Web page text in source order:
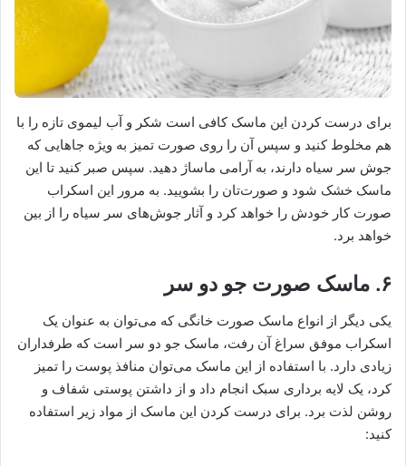
برای درست کردن این ماسک کافی است شکر و آب لیموی تازه را با
هم مخلوط کنید و سپس آن را روی صورت تمیز به ویژه جاهایی که
جوش سر سیاه دارند، به آرامی ماساژ دهید. سپس صبر کنید تا این
ماسک خشک شود و صورت‌تان را بشویید. به مرور این اسکراب
صورت کار خودش را خواهد کرد و آثار جوش‌های سر سیاه را از بین
خواهد برد.
۶. ماسک صورت جو دو سر
یکی دیگر از انواع ماسک صورت خانگی که می‌توان به عنوان یک
اسکراب موفق سراغ آن رفت، ماسک جو دو سر است که طرفداران
زیادی دارد. با استفاده از این ماسک می‌توان منافذ پوست را تمیز
کرد، یک لایه برداری سبک انجام داد و از داشتن پوستی شفاف و
روشن لذت برد. برای درست کردن این ماسک از مواد زیر استفاده
کنید: